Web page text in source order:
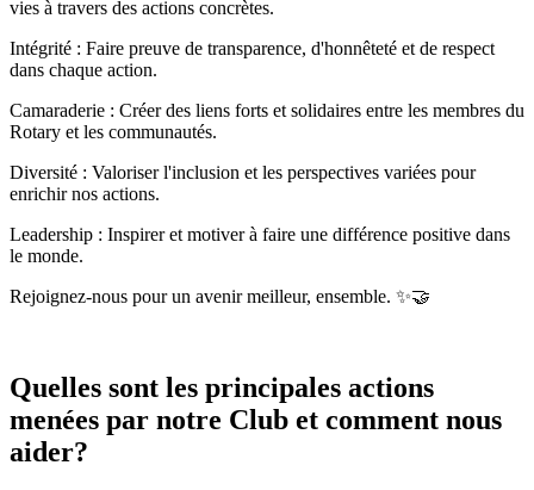
vies à travers des actions concrètes.
Intégrité : Faire preuve de transparence, d'honnêteté et de respect
dans chaque action.
Camaraderie : Créer des liens forts et solidaires entre les membres du
Rotary et les communautés.
Diversité : Valoriser l'inclusion et les perspectives variées pour
enrichir nos actions.
Leadership : Inspirer et motiver à faire une différence positive dans
le monde.
Rejoignez-nous pour un avenir meilleur, ensemble. ✨🤝
Quelles sont les principales actions
menées par notre Club et comment nous
aider?